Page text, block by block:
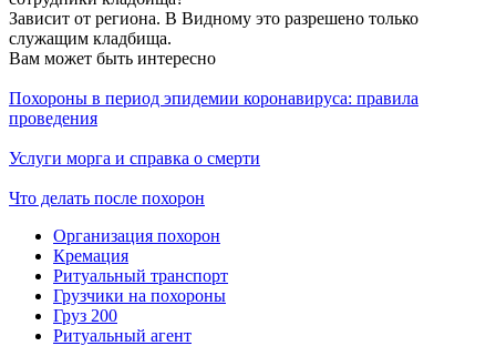
Зависит от региона. В Видному это разрешено только
служащим кладбища.
Вам может быть интересно
Похороны в период эпидемии коронавируса: правила
проведения
Услуги морга и справка о смерти
Что делать после похорон
Организация похорон
Кремация
Ритуальный транспорт
Грузчики на похороны
Груз 200
Ритуальный агент